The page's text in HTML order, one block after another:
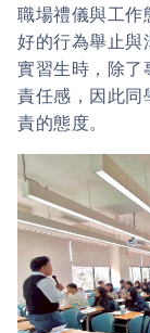
職場禮儀與工作
好的行為舉止與
實習生時，除了
責任感，因此同
責的態度。